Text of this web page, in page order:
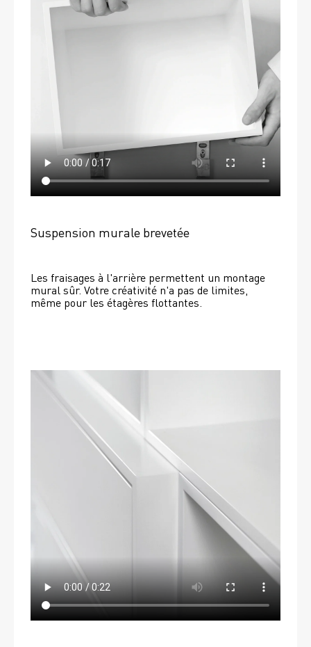
Suspension murale brevetée
Les fraisages à l'arrière permettent un montage
mural sûr. Votre créativité n'a pas de limites,
même pour les étagères flottantes.